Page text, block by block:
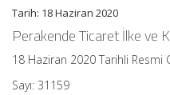
Tarih: 18 Haziran 2020
Perakende Ticaret İlke
18 Haziran 2020 Tarihli Resmi
Sayı: 31159